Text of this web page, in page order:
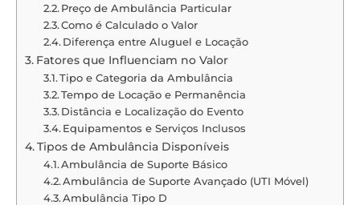
Preço de Ambulância Particular
Como é Calculado o Valor
Diferença entre Aluguel e Locação
Fatores que Influenciam no Valor
Tipo e Categoria da Ambulância
Tempo de Locação e Permanência
Distância e Localização do Evento
Equipamentos e Serviços Inclusos
Tipos de Ambulância Disponíveis
Ambulância de Suporte Básico
Ambulância de Suporte Avançado (UTI Móvel)
Ambulância Tipo D